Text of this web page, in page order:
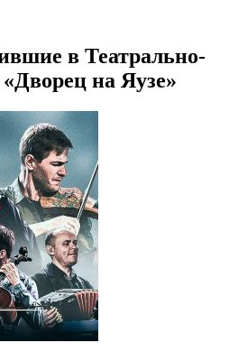
в Театрально-
на Яузе»